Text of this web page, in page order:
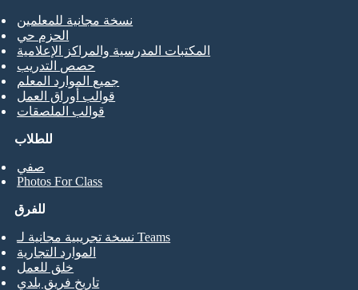
للطلاب
صفي
Photos For Class
نسخة مجانية للمعلمين
الحزم حي
المكتبات المدرسية والمراكز الإعلامية
حصص التدريب
جميع الموارد المعلم
قوالب أوراق العمل
قوالب الملصقات
للفرق
نسخة تجريبية مجانية لـ Teams
الموارد التجارية
خلق للعمل
تاريخ فريق بلدي